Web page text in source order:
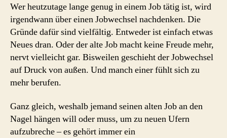
Wer heutzutage lange genug in einem Job tätig ist, wird
irgendwann über einen Jobwechsel nachdenken. Die
Gründe dafür sind vielfältig. Entweder ist einfach etwas
Neues dran. Oder der alte Job macht keine Freude mehr,
nervt vielleicht gar. Bisweilen geschieht der Jobwechsel
auf Druck von außen. Und manch einer fühlt sich zu
mehr berufen.
Ganz gleich, weshalb jemand seinen alten Job an den
Nagel hängen will oder muss, um zu neuen Ufern
aufzubreche – es gehört immer ein